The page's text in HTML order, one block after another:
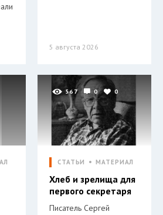
5 августа 2026
567 0 0
СТАТЬИ МАТЕРИАЛ
Хлеб и зрелища для
первого секретаря
Писатель Сергей